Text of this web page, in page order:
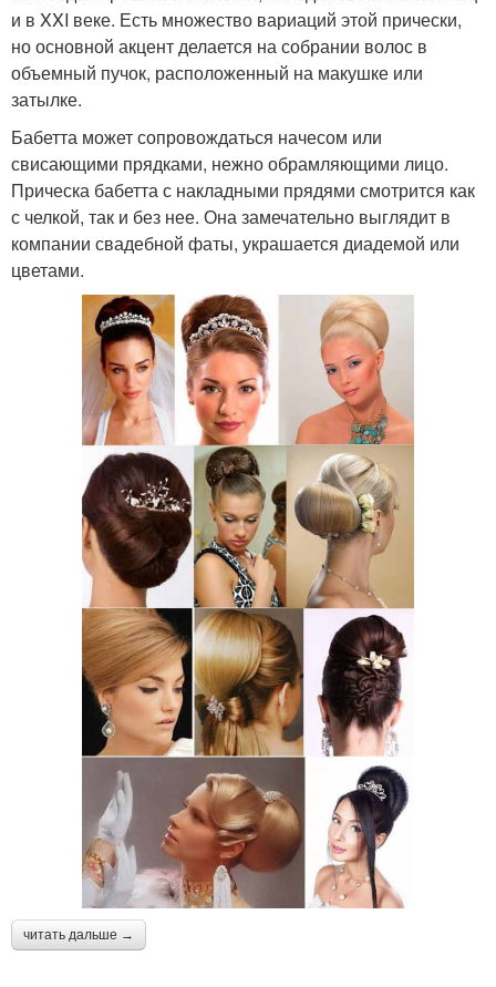
и в XXI веке. Есть множество вариаций этой прически,
но основной акцент делается на собрании волос в
объемный пучок, расположенный на макушке или
затылке.
Бабетта может сопровождаться начесом или
свисающими прядками, нежно обрамляющими лицо.
Прическа бабетта с накладными прядями смотрится как
с челкой, так и без нее. Она замечательно выглядит в
компании свадебной фаты, украшается диадемой или
цветами.
читать дальше →